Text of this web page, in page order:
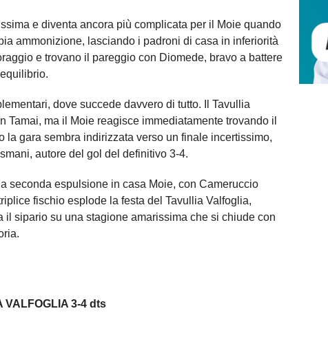
e diventa ancora più complicata per il Moie quando
ammonizione, lasciando i padroni di casa in inferiorità
e trovano il pareggio con Diomede, bravo a battere
dove succede davvero di tutto. Il Tavullia
Tamai, ma il Moie reagisce immediatamente trovando il
la gara sembra indirizzata verso un finale incertissimo,
autore del gol del definitivo 3-4.
seconda espulsione in casa Moie, con Cameruccio
fischio esplode la festa del Tavullia Valfoglia,
il sipario su una stagione amarissima che si chiude con
VALFOGLIA 3-4 dts